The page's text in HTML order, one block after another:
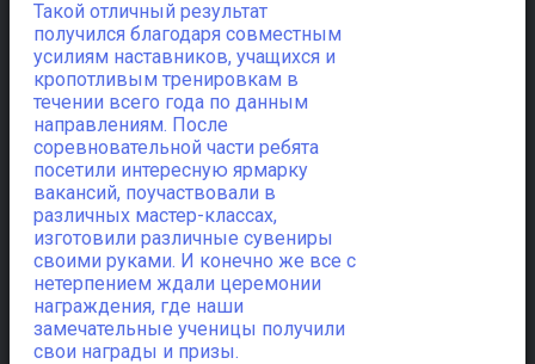
Такой отличный результат
получился благодаря совместным
усилиям наставников, учащихся и
кропотливым тренировкам в
течении всего года по данным
направлениям. После
соревновательной части ребята
посетили интересную ярмарку
вакансий, поучаствовали в
различных мастер-классах,
изготовили различные сувениры
своими руками. И конечно же все с
нетерпением ждали церемонии
награждения, где наши
замечательные ученицы получили
свои награды и призы.